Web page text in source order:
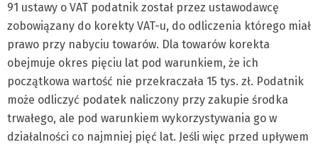
91 ustawy o VAT podatnik został przez ustawodawcę
zobowiązany do korekty VAT-u, do odliczenia którego miał
prawo przy nabyciu towarów. Dla towarów korekta
obejmuje okres pięciu lat pod warunkiem, że ich
początkowa wartość nie przekraczała 15 tys. zł. Podatnik
może odliczyć podatek naliczony przy zakupie środka
trwałego, ale pod warunkiem wykorzystywania go w
działalności co najmniej pięć lat. Jeśli więc przed upływem